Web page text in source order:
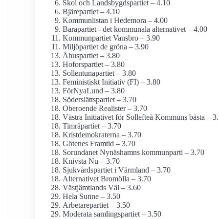
Skol och Landsbygdspartiet – 4.10
Bjärepartiet – 4.10
Kommunlistan i Hedemora – 4.00
Barapartiet - det kommunala alternativet – 4.00
Kommunpartiet Vansbro – 3.90
Miljöpartiet de gröna – 3.90
Åhuspartiet – 3.80
Hoforspartiet – 3.80
Sollentunapartiet – 3.80
Feministiskt Initiativ (FI) – 3.80
FörNyaLund – 3.80
Söderslättspartiet – 3.70
Oberoende Realister – 3.70
Västra Initiativet för Sollefteå Kommuns bästa –
Timråpartiet – 3.70
Kristdemokraterna – 3.70
Götenes Framtid – 3.70
Sorundanet Nynäshamns kommunparti – 3.70
Knivsta Nu – 3.70
Sjukvårdspartiet i Värmland – 3.70
Alternativet Bromölla – 3.70
Västjämtlands Väl – 3.60
Hela Sunne – 3.50
Arbetarepartiet – 3.50
Moderata samlingspartiet – 3.50